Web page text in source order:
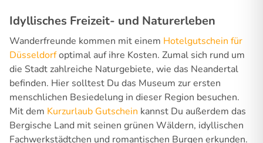
Idyllisches Freizeit- und Naturerleben
Wanderfreunde kommen mit einem Hotelgutschein für
Düsseldorfoptimal auf ihre Kosten. Zumal sich rund um
die Stadt zahlreiche Naturgebiete, wie das Neandertal
befinden. Hier solltest Du das Museum zur ersten
menschlichen Besiedelung in dieser Region besuchen.
Mit dem Kurzurlaub Gutschein kannst Du außerdem das
Bergische Land mit seinen grünen Wäldern, idyllischen
Fachwerkstädtchen und romantischen Burgen erkunden.